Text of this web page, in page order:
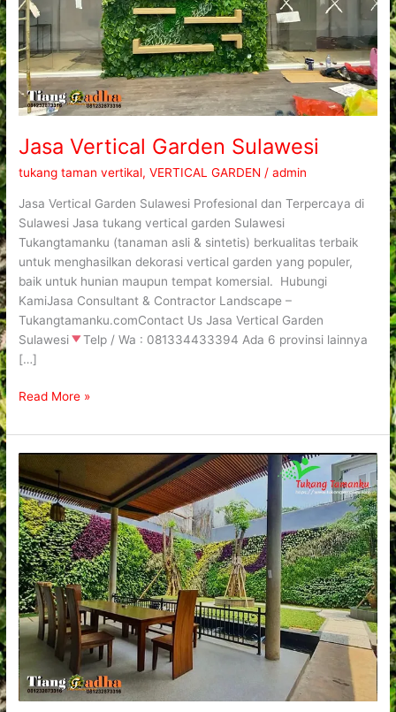
Jasa Vertical Garden Sulawesi
tukang taman vertikal,VERTICAL GARDEN /admin
Jasa Vertical Garden Sulawesi Profesional dan Terpercaya di
Sulawesi Jasa tukang vertical garden Sulawesi
Tukangtamanku (tanaman asli & sintetis) berkualitas terbaik
untuk menghasilkan dekorasi vertical garden yang populer,
baik untuk hunian maupun tempat komersial. Hubungi
KamiJasa Consultant & Contractor Landscape –
Tukangtamanku.comContact Us Jasa Vertical Garden
Sulawesi
Telp / Wa : 081334433394 Ada 6 provinsi lainnya
[…]
Read More »
Jasa
Vertical
Garden
Kalimantan